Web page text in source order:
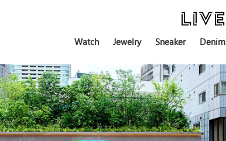
Watch Jewelry Sneaker Denim